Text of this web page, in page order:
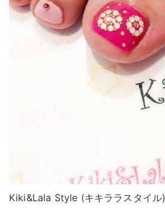
Kiki&Lala Style (キキララスタイル)